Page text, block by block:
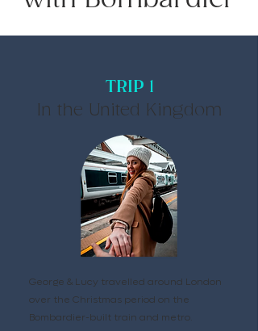
TRIP 1
In the United Kingdom​
George & Lucy travelled around London
over the Christmas period on the
Bombardier-built train and metro.